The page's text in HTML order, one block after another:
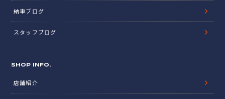
納車ブログ
スタッフブログ
SHOP INFO.
店舗紹介